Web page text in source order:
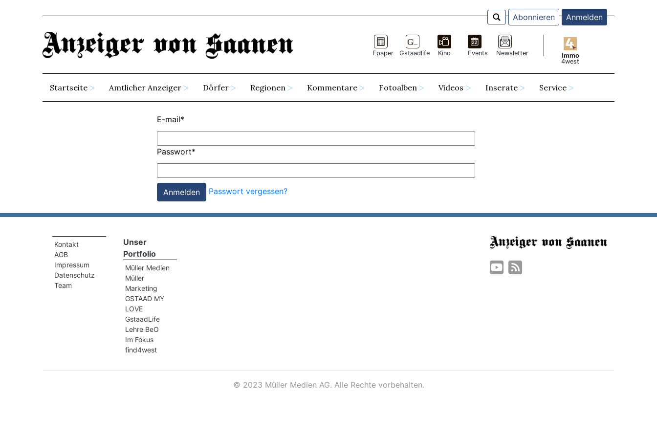
Abonnieren Anmelden
Epaper Gstaadlife Kino Events Newsletter
Immo
4west
Startseite Amtlicher Anzeiger Dörfer Regionen Kommentare Fotoalben Videos Inserate Service
E-mail*
Passwort*
Passwort vergessen?
Kontakt
AGB
Impressum
Datenschutz
Team
Unser
Portfolio
Müller Medien
Müller
Marketing
GSTAAD MY
LOVE
GstaadLife
Lehre BeO
Im Fokus
find4west
© 2023 Müller Medien AG. Alle Rechte vorbehalten.